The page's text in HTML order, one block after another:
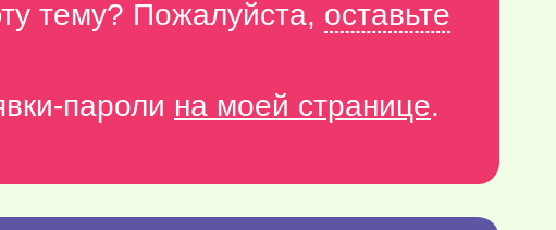
тему? Пожалуйста, оставьте
пароли на моей странице.